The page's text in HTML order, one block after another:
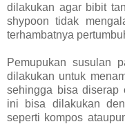
dilakukan agar bibit
shypoon tidak
terhambatnya
Pemupukan susulan
dilakukan untuk
sehingga bisa diserap
ini bisa dilakukan
seperti kompos